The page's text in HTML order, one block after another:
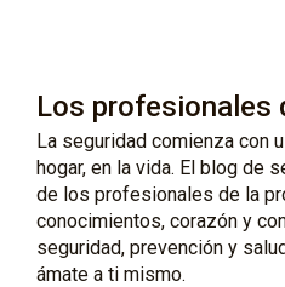
Los profesionales
La seguridad comienza con
hogar, en la vida. El blog de
de los profesionales de la
conocimientos, corazón y
seguridad, prevención y
ámate a ti mismo.